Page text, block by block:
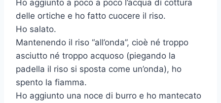
Ho aggiunto a poco a poco l’acqua di cottura
delle ortiche e ho fatto cuocere il riso.
Ho salato.
Mantenendo il riso “all’onda”, cioè né troppo
asciutto né troppo acquoso (piegando la
padella il riso si sposta come un’onda), ho
spento la fiamma.
Ho aggiunto una noce di burro e ho mantecato